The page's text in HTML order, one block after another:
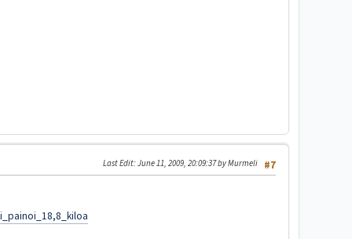
#7
Last Edit: June 11, 2009, 20:09:37 by Murmeli